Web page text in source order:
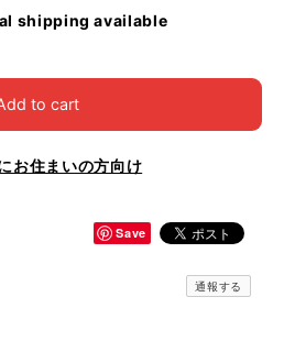
shipping available
to cart
お住まいの方向け
Save
通報する